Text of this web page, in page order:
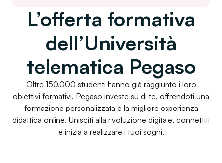
L’offerta formativa
dell’Università
telematica Pegaso
Oltre 150.000 studenti hanno già raggiunto i loro
obiettivi formativi. Pegaso investe su di te, offrendoti una
formazione personalizzata e la migliore esperienza
didattica online. Unisciti alla rivoluzione digitale, connettiti
e inizia a realizzare i tuoi sogni.